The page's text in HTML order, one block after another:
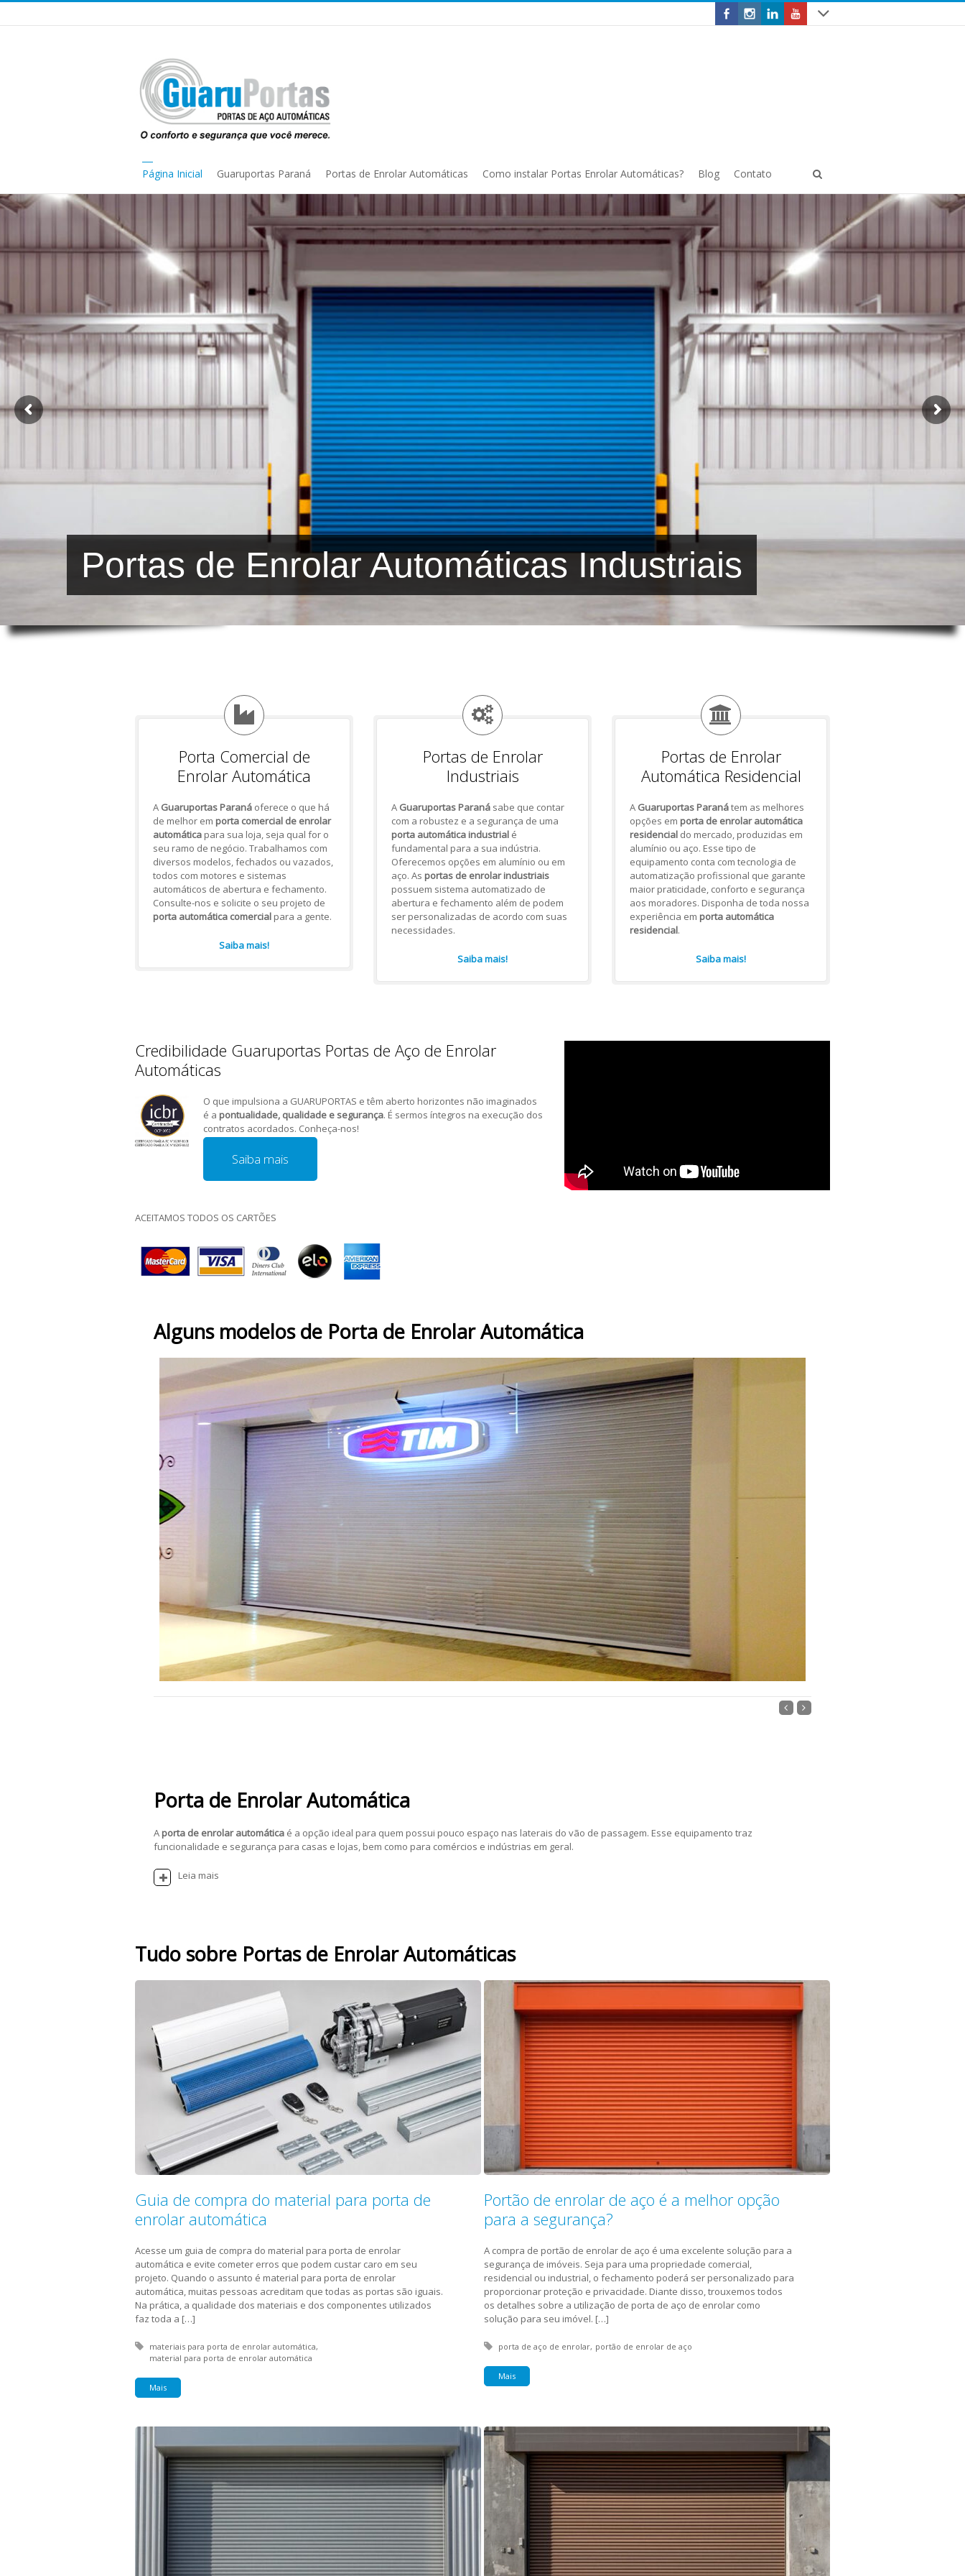
Página Inicial Guaruportas Paraná Portas de Enrolar Automáticas Como instalar Portas Enrolar Automáticas? Blog Contato
Portas de Enrolar Automáticas Industriais
Porta Comercial de
Enrolar Automática
A Guaruportas Paranáoferece o que há
de melhor em porta comercial de enrolar
automáticapara sua loja, seja qual for o
seu ramo de negócio. Trabalhamos com
diversos modelos, fechados ou vazados,
todos com motores e sistemas
automáticos de abertura e fechamento.
Consulte-nos e solicite o seu projeto de
porta automática comercialpara a gente.
Saiba mais!
Portas de Enrolar
Industriais
A Guaruportas Paranásabe que contar
com a robustez e a segurança de uma
porta automática industrialé
fundamental para a sua indústria.
Oferecemos opções em alumínio ou em
aço. As portas de enrolar industriais
possuem sistema automatizado de
abertura e fechamento além de podem
ser personalizadas de acordo com suas
necessidades.
Saiba mais!
Portas de Enrolar
Automática Residencial
A Guaruportas Paranátem as melhores
opções em porta de enrolar automática
residencialdo mercado, produzidas em
alumínio ou aço. Esse tipo de
equipamento conta com tecnologia de
automatização profissional que garante
maior praticidade, conforto e segurança
aos moradores. Disponha de toda nossa
experiência em porta automática
residencial.
Saiba mais!
Credibilidade Guaruportas Portas de Aço de Enrolar
Automáticas
O que impulsiona a GUARUPORTAS e têm aberto horizontes não imaginados
é a pontualidade, qualidade e segurança. É sermos íntegros na execução dos
contratos acordados. Conheça-nos!
Saiba mais
ACEITAMOS TODOS OS CARTÕES
Alguns modelos de Porta de Enrolar Automática
Porta de Enrolar Automática
A porta de enrolar automática é a opção ideal para quem possui pouco espaço nas laterais do vão de passagem. Esse equipamento traz
funcionalidade e segurança para casas e lojas, bem como para comércios e indústrias em geral.
Leia mais
Tudo sobre Portas de Enrolar Automáticas
Guia de compra do material para porta de
enrolar automática
Acesse um guia de compra do material para porta de enrolar
automática e evite cometer erros que podem custar caro em seu
projeto. Quando o assunto é material para porta de enrolar
automática, muitas pessoas acreditam que todas as portas são iguais.
Na prática, a qualidade dos materiais e dos componentes utilizados
faz toda a […]
Tagged with:
materiais para porta de enrolar automática
material para porta de enrolar automática
Mais
Portão de enrolar de aço é a melhor opção
para a segurança?
A compra de portão de enrolar de aço é uma excelente solução para a
segurança de imóveis. Seja para uma propriedade comercial,
residencial ou industrial, o fechamento poderá ser personalizado para
proporcionar proteção e privacidade. Diante disso, trouxemos todos
os detalhes sobre a utilização de porta de aço de enrolar como
solução para seu imóvel. […]
Tagged with:
porta de aço de enrolar portão de enrolar de aço
Mais